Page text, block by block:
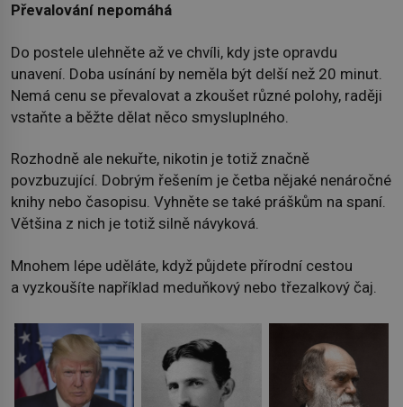
Převalování nepomáhá
Do postele ulehněte až ve chvíli, kdy jste opravdu
unavení. Doba usínání by neměla být delší než 20 minut.
Nemá cenu se převalovat a zkoušet různé polohy, raději
vstaňte a běžte dělat něco smysluplného.
Rozhodně ale nekuřte, nikotin je totiž značně
povzbuzující. Dobrým řešením je četba nějaké nenáročné
knihy nebo časopisu. Vyhněte se také práškům na spaní.
Většina z nich je totiž silně návyková.
Mnohem lépe uděláte, když půjdete přírodní cestou
a vyzkoušíte například meduňkový nebo třezalkový čaj.